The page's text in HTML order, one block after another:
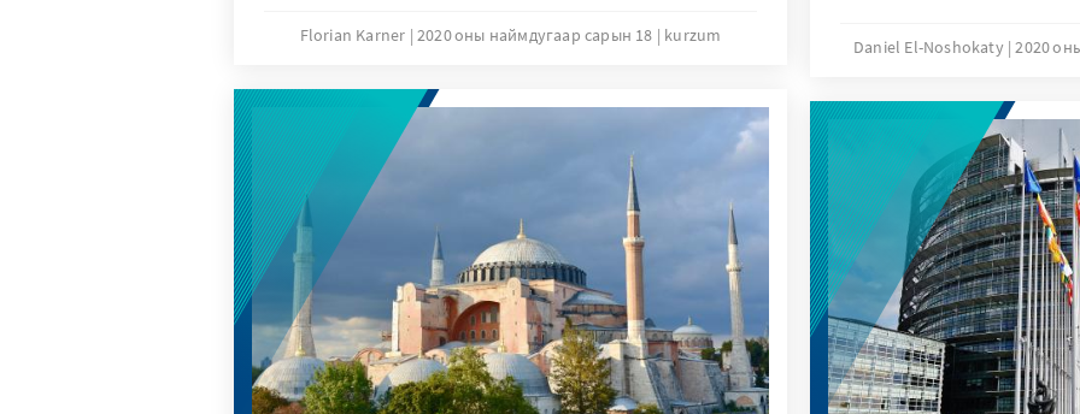
Florian Karner 2020 оны наймдугаар сарын 18 kurzum
Doch mit Tundu Lissu
sich nun für die größte
Präsidentenamt bewirbt.
Wettbewerb ist jedoch
für Oktober angesetzten
verkommen, ist die
internationalen
Daniel El-Noshokaty 2020